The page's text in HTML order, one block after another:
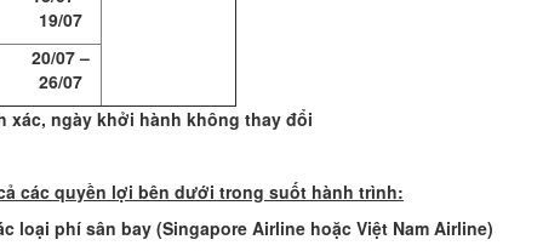
19/07
20/07 –
26/07
xác, ngày khởi hành không thay đổi
các quyền lợi bên dưới trong suốt hành trình:
loại phí sân bay (Singapore Airline hoặc Việt Nam Airline)